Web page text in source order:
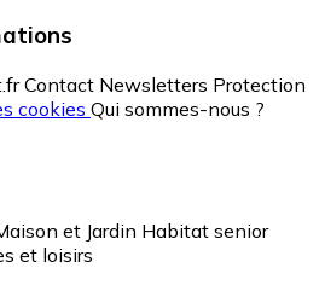
Contact Newsletters Protection
cookies Qui sommes-nous ?
et Jardin Habitat senior
et loisirs